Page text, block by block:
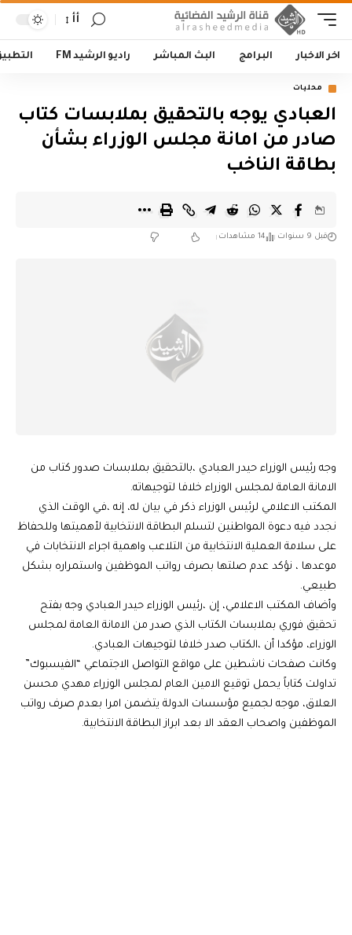
أأ
اخر الاخبار البرامج البث المباشر راديو الرشيد FM
محليات
العبادي يوجه بالتحقيق بملابسات كتاب
صادر من امانة مجلس الوزراء بشأن
بطاقة الناخب
قبل 9 سنوات 14 مشاهدات
وجه رئيس الوزراء حيدر العبادي ،بالتحقيق بملابسات صدور كتاب من
الامانة العامة لمجلس الوزراء خلافا لتوجيهاته.
المكتب الاعلامي لرئيس الوزراء ذكر في بيان له، إنه ،في الوقت الذي
نجدد فيه دعوة المواطنين لتسلم البطاقة الانتخابية لأهميتها وللحفاظ
على سلامة العملية الانتخابية من التلاعب واهمية اجراء الانتخابات في
موعدها ، نؤكد عدم صلتها بصرف رواتب الموظفين واستمراره بشكل
طبيعي.
وأضاف المكتب الاعلامي، إن ،رئيس الوزراء حيدر العبادي وجه بفتح
تحقيق فوري بملابسات الكتاب الذي صدر من الامانة العامة لمجلس
الوزراء، مؤكدا أن ،الكتاب صدر خلافا لتوجيهات العبادي.
وكانت صفحات ناشطين على مواقع التواصل الاجتماعي “الفيسبوك”
تداولت كتاباً يحمل توقيع الامين العام لمجلس الوزراء مهدي محسن
العلاق، موجه لجميع مؤسسات الدولة يتضمن امرا بعدم صرف رواتب
الموظفين واصحاب العقد الا بعد ابراز البطاقة الانتخابية.